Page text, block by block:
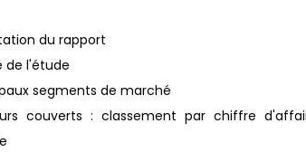
du rapport
de l'étude
segments de marché
couverts : classement par chiffre